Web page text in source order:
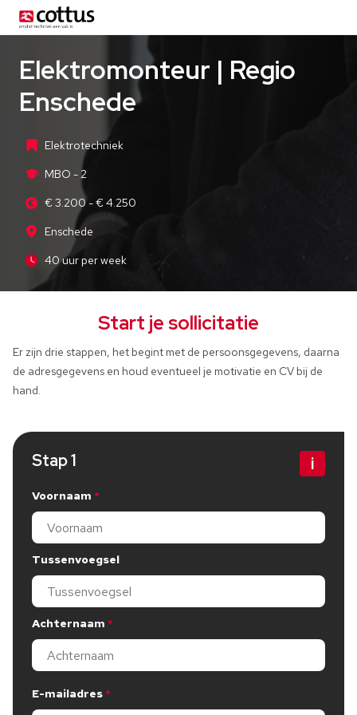
Elektromonteur | Regio
Enschede
Elektrotechniek
MBO - 2
€ 3.200 - € 4.250
Enschede
40 uur per week
Start je sollicitatie
Er zijn drie stappen, het begint met de persoonsgegevens, daarna
de adresgegevens en houd eventueel je motivatie en CV bij de
hand.
Stap 1 Bewerk stap 1
Voornaam
Dit veld is verplicht, gelieve dit in te vullen
Tussenvoegsel
Achternaam
Dit veld is verplicht, gelieve dit in te vullen
E-mailadres